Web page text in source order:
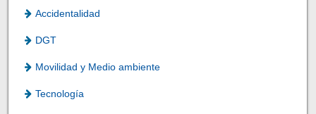
Accidentalidad
DGT
Movilidad y Medio ambiente
Tecnología